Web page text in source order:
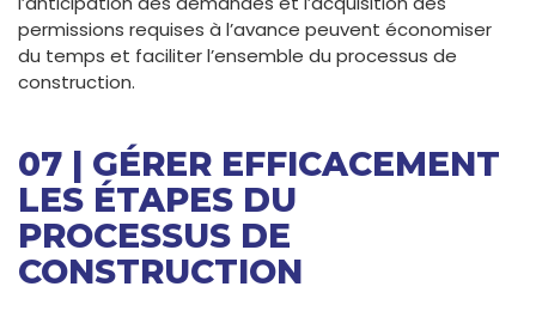
permissions requises à l’avance peuvent économiser
du temps et faciliter l’ensemble du processus de
construction.
07 | GÉRER EFFICACEMENT
LES ÉTAPES DU
PROCESSUS DE
CONSTRUCTION